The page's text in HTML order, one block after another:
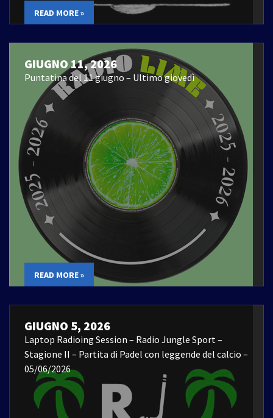
READ MORE »
GIUGNO 11, 2026
Puntatina del 11 giugno – Ultimo giovedì
READ MORE »
GIUGNO 5, 2026
Laptop Radioing Session – Radio Jungle Sport –
Stagione II – Partita di Padel con leggende del calcio –
05/06/2026